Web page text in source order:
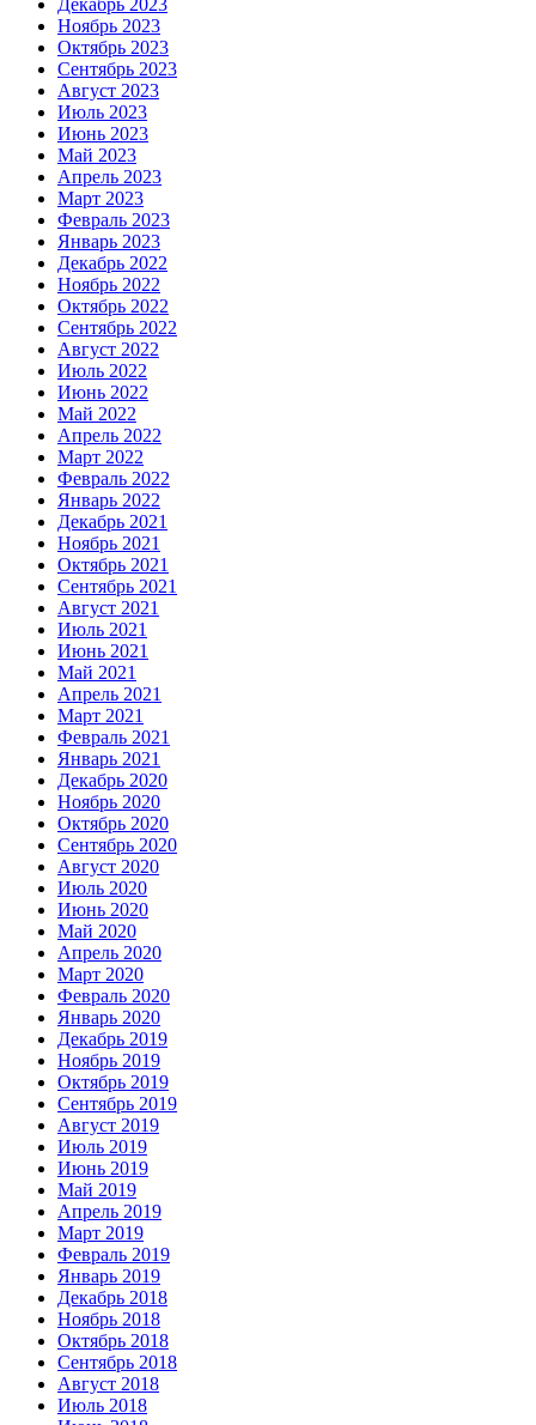
Декабрь 2023
Ноябрь 2023
Октябрь 2023
Сентябрь 2023
Август 2023
Июль 2023
Июнь 2023
Май 2023
Апрель 2023
Март 2023
Февраль 2023
Январь 2023
Декабрь 2022
Ноябрь 2022
Октябрь 2022
Сентябрь 2022
Август 2022
Июль 2022
Июнь 2022
Май 2022
Апрель 2022
Март 2022
Февраль 2022
Январь 2022
Декабрь 2021
Ноябрь 2021
Октябрь 2021
Сентябрь 2021
Август 2021
Июль 2021
Июнь 2021
Май 2021
Апрель 2021
Март 2021
Февраль 2021
Январь 2021
Декабрь 2020
Ноябрь 2020
Октябрь 2020
Сентябрь 2020
Август 2020
Июль 2020
Июнь 2020
Май 2020
Апрель 2020
Март 2020
Февраль 2020
Январь 2020
Декабрь 2019
Ноябрь 2019
Октябрь 2019
Сентябрь 2019
Август 2019
Июль 2019
Июнь 2019
Май 2019
Апрель 2019
Март 2019
Февраль 2019
Январь 2019
Декабрь 2018
Ноябрь 2018
Октябрь 2018
Сентябрь 2018
Август 2018
Июль 2018